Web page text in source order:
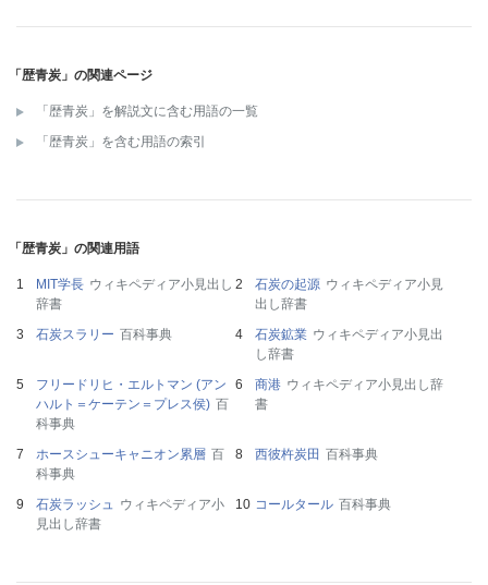
「歴青炭」の関連ページ
「歴青炭」を解説文に含む用語の一覧
「歴青炭」を含む用語の索引
「歴青炭」の関連用語
MIT学長 ウィキペディア小見出し
辞書
石炭の起源 ウィキペディア小見
出し辞書
石炭スラリー 百科事典 石炭鉱業 ウィキペディア小見出
し辞書
フリードリヒ・エルトマン (アン
ハルト＝ケーテン＝プレス侯) 百
科事典
商港 ウィキペディア小見出し辞
書
ホースシューキャニオン累層 百
科事典
西彼杵炭田 百科事典
石炭ラッシュ ウィキペディア小
見出し辞書
コールタール 百科事典